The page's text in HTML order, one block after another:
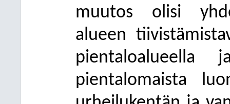
muutos olisi
alueen
pientaloalueella
pientalomaista